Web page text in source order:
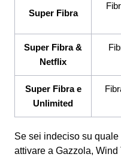
Super Fibra
Super Fibra &
Netflix
Super Fibra e
Unlimited
Se sei indeciso su
attivare a Gazzola,